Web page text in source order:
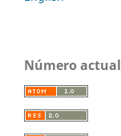
Número actual